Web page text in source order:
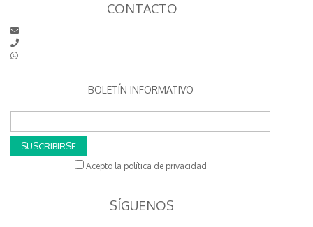
CONTACTO
BOLETÍN INFORMATIVO
SUSCRIBIRSE
Acepto la política de privacidad
SÍGUENOS